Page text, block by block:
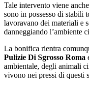
Tale intervento viene
sono in possesso di stabili
lavoravano dei materiali e
danneggiando l’ambiente
La bonifica rientra
Pulizie Di Sgrosso Roma
ambientale, degli animali
vivono nei pressi di questi